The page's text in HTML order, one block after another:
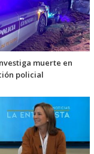
muerte en
policial